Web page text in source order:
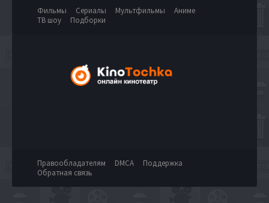
Фильмы Сериалы Мультфильмы
Аниме
ТВ шоу
Подборки
Правообладателям DMCA
Поддержка
Обратная связь